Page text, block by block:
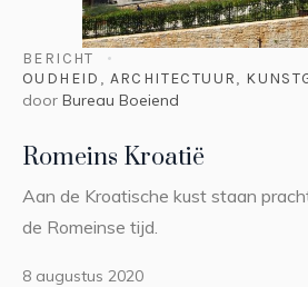
BERICHT
OUDHEID , ARCHITECTUUR,
door Bureau Boeiend
Romeins Kroatië
Aan de Kroatische kust staan
de Romeinse tijd.
8 augustus 2020